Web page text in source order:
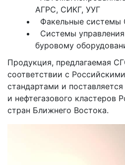
Подробнее
АГРС, СИКГ, УУГ
Факельные
Системы
буровому
Продукция, предлагаемая
соответствии с
стандартами и
и нефтегазового кластеров
стран Ближнего Востока.